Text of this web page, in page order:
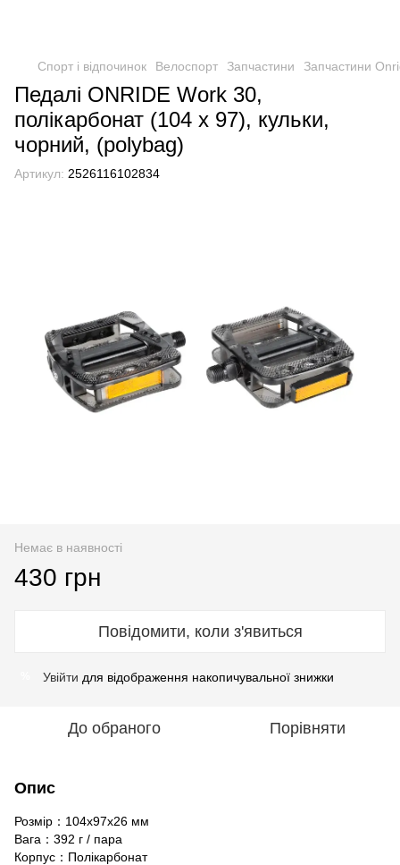
Спорт і відпочинок Велоспорт Запчастини Запчастини
Педалі ONRIDE Work 30,
полікарбонат (104 x 97), кульки,
чорний, (polybag)
Артикул: 2526116102834
Немає в наявності
430 грн
Повідомити, коли з'явиться
Увійти для відображення накопичувальної знижки
До обраного Порівняти
Опис
Розмір：104x97x26 мм
Вага：392 г / пара
Корпус：Полікарбонат